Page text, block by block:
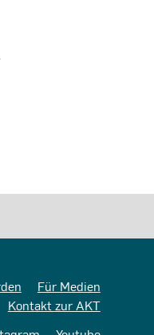
Für Medien
Kontakt zur AKT